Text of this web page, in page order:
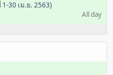
30 เม.ย. 2563)
All day